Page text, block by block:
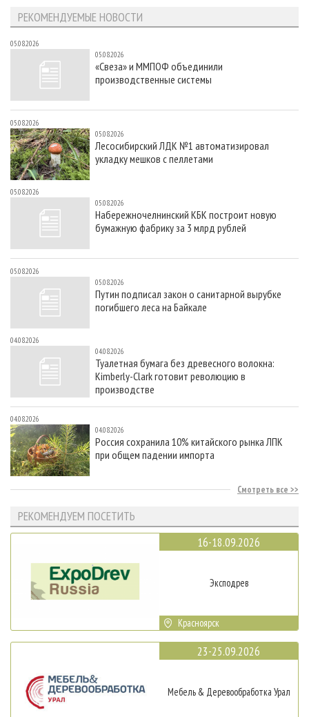
РЕКОМЕНДУЕМЫЕ НОВОСТИ
05.08.2026
05.08.2026
«Свеза» и ММПОФ объединили
производственные системы
05.08.2026
05.08.2026
Лесосибирский ЛДК №1 автоматизировал
укладку мешков с пеллетами
05.08.2026
05.08.2026
Набережночелнинский КБК построит новую
бумажную фабрику за 3 млрд рублей
05.08.2026
05.08.2026
Путин подписал закон о санитарной вырубке
погибшего леса на Байкале
04.08.2026
04.08.2026
Туалетная бумага без древесного волокна:
Kimberly-Clark готовит революцию в
производстве
04.08.2026
04.08.2026
Россия сохранила 10% китайского рынка ЛПК
при общем падении импорта
Смотреть все
РЕКОМЕНДУЕМ ПОСЕТИТЬ
16-18.09.2026
Эксподрев
Красноярск
23-25.09.2026
Мебель & Деревообработка Урал